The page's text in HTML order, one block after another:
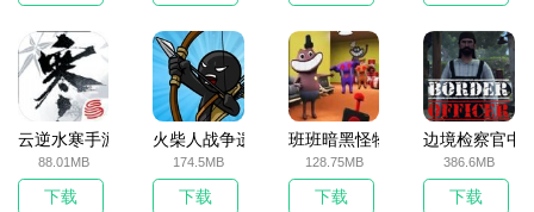
云逆水寒手游
88.01MB
下载
火柴人战争遗产无敌版
174.5MB
下载
班班暗黑怪物生存挑战5
128.75MB
下载
边境检察官中
386.6MB
下载